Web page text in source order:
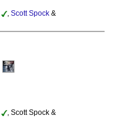
, Scott Spock &
, Scott Spock &